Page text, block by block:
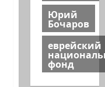
Юрий
Бочаров
еврейский
фонд